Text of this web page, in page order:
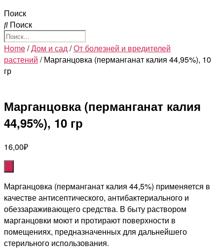
Поиск
Поиск
Home/Дом и сад/От болезней и вредителей
растений / Марганцовка (перманганат калия 44,95%), 10
гр
Марганцовка (перманганат калия
44,95%), 10 гр
16,00₽
Марганцовка (перманганат калия 44,5%) применяется в
качестве антисептического, антибактериального и
обеззараживающего средства. В быту раствором
марганцовки моют и протирают поверхности в
помещениях, предназначенных для дальнейшего
стерильного использования.